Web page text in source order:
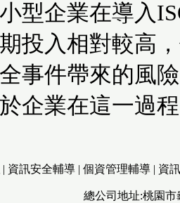
型企業在導入
投入相對較高
事件帶來的風
企業在這一過
| 資訊安全輔導 | 個資管理輔導 | 資
總公司地址:桃園市